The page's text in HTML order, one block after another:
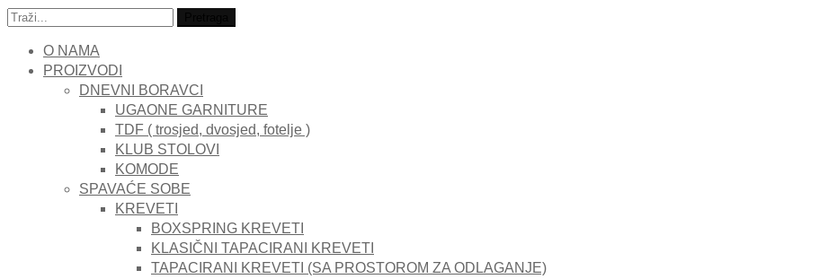
Traži:
O NAMA
PROIZVODI
DNEVNI BORAVCI
UGAONE GARNITURE
TDF ( trosjed, dvosjed, fotelje )
KLUB STOLOVI
KOMODE
SPAVAĆE SOBE
KREVETI
BOXSPRING KREVETI
KLASIČNI TAPACIRANI KREVETI
TAPACIRANI KREVETI (SA PROSTOROM ZA ODLAGANJE)